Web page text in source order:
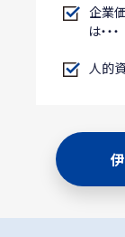
企業
は・・・
人的